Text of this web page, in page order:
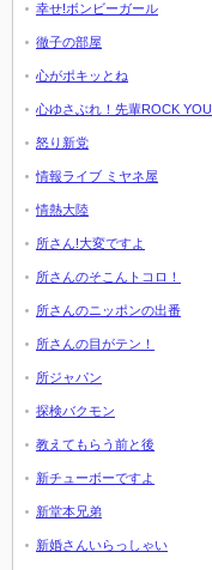
幸せ!ボンビーガール
徹子の部屋
心がポキッとね
心ゆさぶれ！先輩ROCK YOU
怒り新党
情報ライブ ミヤネ屋
情熱大陸
所さん!大変ですよ
所さんのそこんトコロ！
所さんのニッポンの出番
所さんの目がテン！
所ジャパン
探検バクモン
教えてもらう前と後
新チューボーですよ
新堂本兄弟
新婚さんいらっしゃい